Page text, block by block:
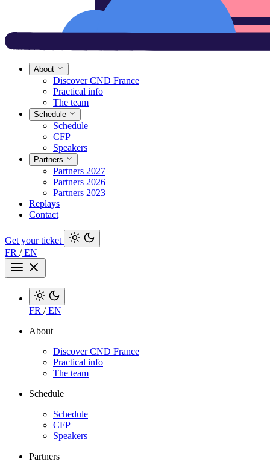
About
Discover CND France
Practical info
The team
Schedule
Schedule
CFP
Speakers
Partners
Partners 2027
Partners 2026
Partners 2023
Replays
Contact
Get your ticket
FR /EN
FR /EN
About
Discover CND France
Practical info
The team
Schedule
Schedule
CFP
Speakers
Partners